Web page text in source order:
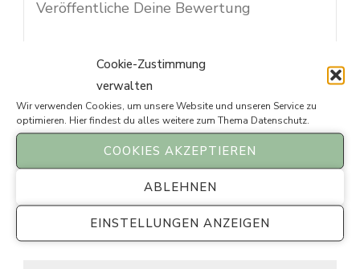
Cookie-Zustimmung
verwalten
Wir verwenden Cookies, um unsere Website und unseren Service zu
optimieren. Hier findest du alles weitere zum Thema Datenschutz
COOKIES AKZEPTIEREN
ABLEHNEN
EINSTELLUNGEN ANZEIGEN
SUBMIT REVIEW
0
0 von 5 Sternen (basierend auf 0 Bewertungen)